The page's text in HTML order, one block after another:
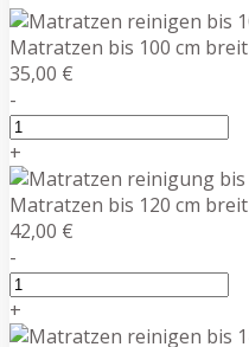
Matratzen bis 100 cm breit
35,00 €
-
+
Matratzen bis 120 cm breit
42,00 €
-
+